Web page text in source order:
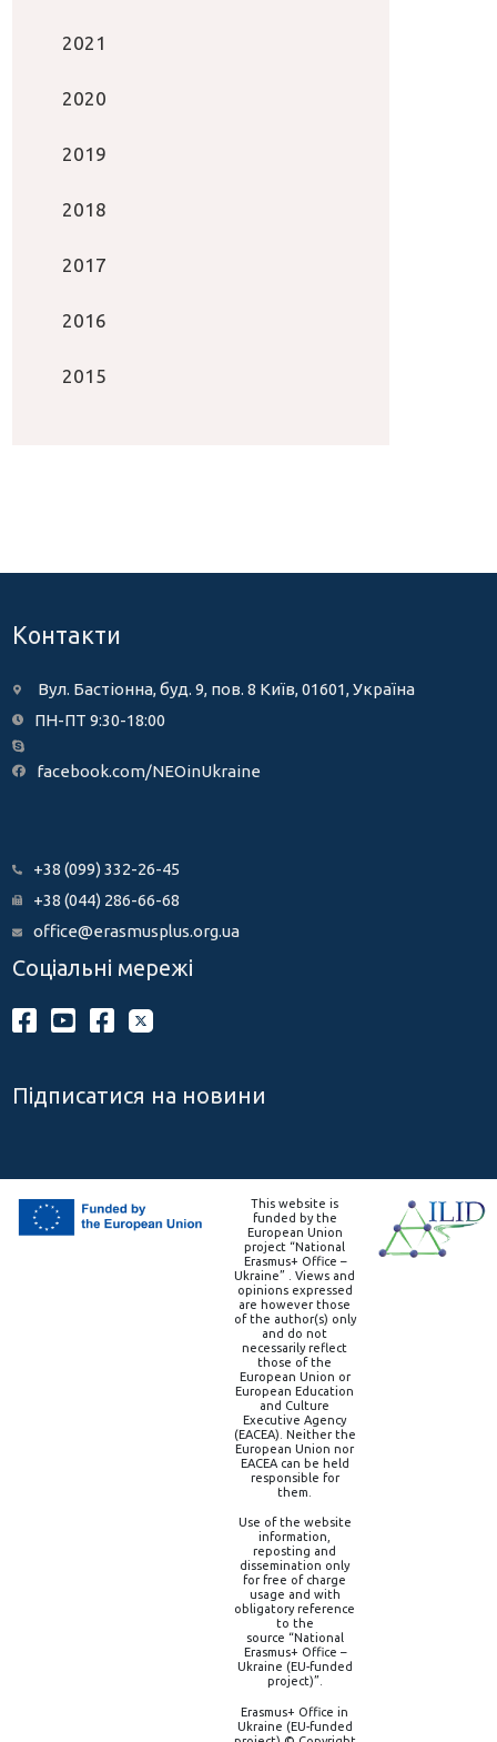
2021
2020
2019
2018
2017
2016
2015
Контакти
Вул. Бастіонна, буд. 9, пов. 8 Київ, 01601, Україна
ПН-ПТ 9:30-18:00
facebook.com/NEOinUkraine
+38 (099) 332-26-45
+38 (044) 286-66-68
office@erasmusplus.org.ua
Соціальні мережі
Підписатися на новини
This website is
funded by the
European Union
project “National
Erasmus+ Office –
Ukraine” . Views and
opinions expressed
are however those
of the author(s) only
and do not
necessarily reflect
those of the
European Union or
European Education
and Culture
Executive Agency
(EACEA). Neither the
European Union nor
EACEA can be held
responsible for
them.
Use of the website
information,
reposting and
dissemination only
for free of charge
usage and with
obligatory reference
to the
source “National
Erasmus+ Office –
Ukraine (EU-funded
project)”.
Erasmus+ Office in
Ukraine (EU-funded